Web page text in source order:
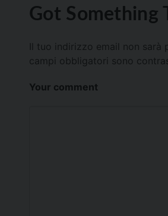
Got Something
Il tuo indirizzo email non sarà
campi obbligatori sono
Your comment